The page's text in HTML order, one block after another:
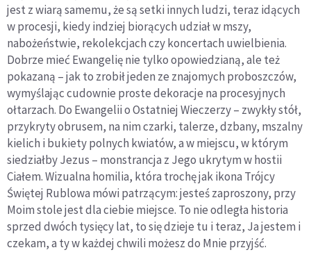
jest z wiarą samemu, że są setki innych ludzi, teraz idących
w procesji, kiedy indziej biorących udział w mszy,
nabożeństwie, rekolekcjach czy koncertach uwielbienia.
Dobrze mieć Ewangelię nie tylko opowiedzianą, ale też
pokazaną – jak to zrobił jeden ze znajomych proboszczów,
wymyślając cudownie proste dekoracje na procesyjnych
ołtarzach. Do Ewangelii o Ostatniej Wieczerzy – zwykły stół,
przykryty obrusem, na nim czarki, talerze, dzbany, mszalny
kielich i bukiety polnych kwiatów, a w miejscu, w którym
siedziałby Jezus – monstrancja z Jego ukrytym w hostii
Ciałem. Wizualna homilia, która trochę jak ikona Trójcy
Świętej Rublowa mówi patrzącym: jesteś zaproszony, przy
Moim stole jest dla ciebie miejsce. To nie odległa historia
sprzed dwóch tysięcy lat, to się dzieje tu i teraz, Ja jestem i
czekam, a ty w każdej chwili możesz do Mnie przyjść.